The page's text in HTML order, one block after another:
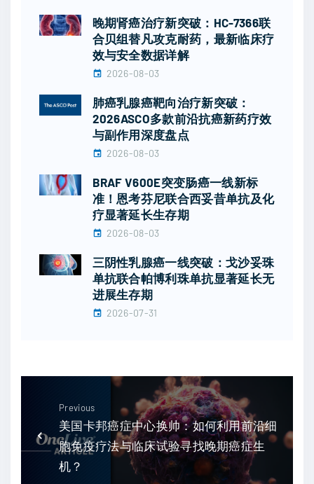
晚期肾癌治疗新突破：HC-7366联
合贝组替凡攻克耐药，最新临床疗
效与安全数据详解
2026-08-03
肺癌乳腺癌靶向治疗新突破：
2026ASCO多款前沿抗癌新药疗效
与副作用深度盘点
2026-08-03
BRAF V600E突变肠癌一线新标
准！恩考芬尼联合西妥昔单抗及化
疗显著延长生存期
2026-08-03
三阴性乳腺癌一线突破：戈沙妥珠
单抗联合帕博利珠单抗显著延长无
进展生存期
2026-07-31
Previous
美国卡邦癌症中心换帅：如何利用前沿细
胞免疫疗法与临床试验寻找晚期癌症生
机？